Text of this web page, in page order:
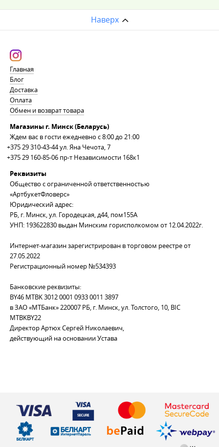
Наверх
Главная
Блог
Доставка
Оплата
Обмен и возврат товара
Магазины г. Минск (Беларусь)
Ждем вас в гости ежедневно с 8:00 до 21:00
+375 29 310-43-44ул. Яна Чечота, 7
+375 29 160-85-06пр-т Независимости 168к1
Реквизиты
Общество с ограниченной ответственностью
«АртбукетФловерс»
Юридический адрес:
РБ, г. Минск, ул. Городецкая, д44, пом155А
УНП: 193622830 выдан Минским горисполкомом от 12.04.2022г.
Интернет-магазин зарегистрирован в торговом реестре от
27.05.2022
Регистрационный номер №534393
Банковские реквизиты:
BY46 MTBK 3012 0001 0933 0011 3897
в ЗАО «МТБанк» 220007 РБ, г. Минск, ул. Толстого, 10, BIC
MTBKBY22
Директор Артюх Сергей Николаевич,
действующий на основании Устава